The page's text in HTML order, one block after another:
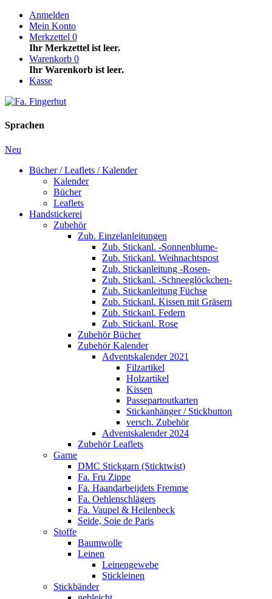
Anmelden
Mein Konto
Merkzettel 0
Ihr Merkzettel ist leer.
Warenkorb 0
Ihr Warenkorb ist leer.
Kasse
Sprachen
Neu
Bücher / Leaflets / Kalender
Kalender
Bücher
Leaflets
Handstickerei
Zubehör
Zub. Einzelanleitungen
Zub. Stickanl. -Sonnenblume-
Zub. Stickanl. Weihnachtspost
Zub. Stickanleitung -Rosen-
Zub. Stickanl. -Schneeglöckchen-
Zub. Stickanleitung Füchse
Zub. Stickanl. Kissen mit Gräsern
Zub. Stickanl. Federn
Zub. Stickanl. Rose
Zubehör Bücher
Zubehör Kalender
Adventskalender 2021
Filzartikel
Holzartikel
Kissen
Passepartoutkarten
Stickanhänger / Stickbutton
versch. Zubehör
Adventskalender 2024
Zubehör Leaflets
Garne
DMC Stickgarn (Sticktwist)
Fa. Fru Zippe
Fa. Haandarbeijdets Fremme
Fa. Oehlenschlägers
Fa. Vaupel & Heilenbeck
Seide, Soie de Paris
Stoffe
Baumwolle
Leinen
Leinengewebe
Stickleinen
Stickbänder